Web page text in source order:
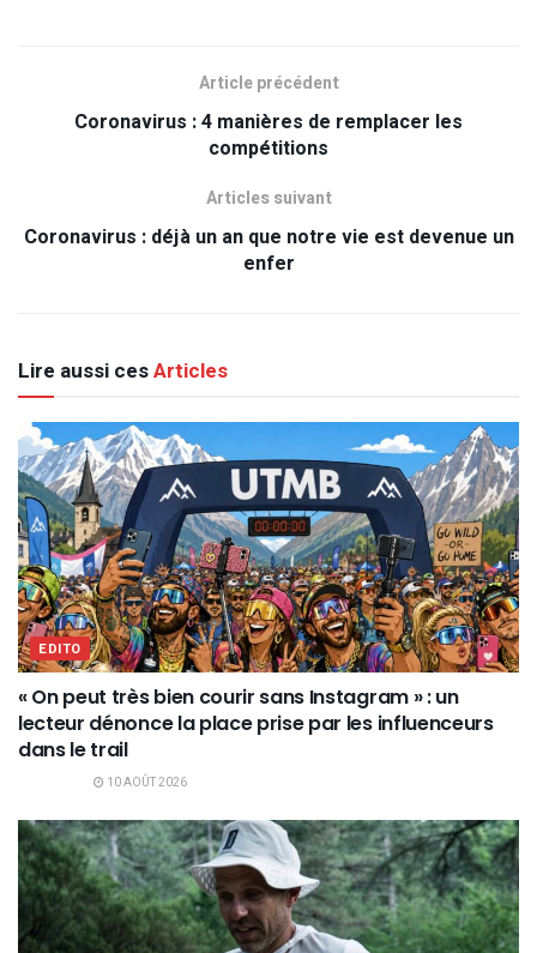
Article précédent
Coronavirus : 4 manières de remplacer les
compétitions
Articles suivant
Coronavirus : déjà un an que notre vie est devenue un
enfer
Lire aussi cesArticles
EDITO
« On peut très bien courir sans Instagram » : un
lecteur dénonce la place prise par les influenceurs
dans le trail
10 AOÛT 2026